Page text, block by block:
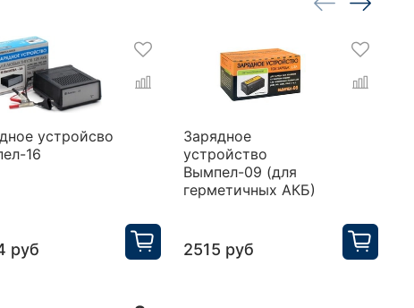
устройсво
16
руб
Зарядное
устройство
Вымпел-09 (для
герметичных АКБ)
2515 руб